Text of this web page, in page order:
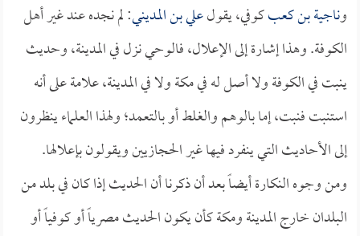
وناجية بن كعبكوفي، يقولعلي بن المديني: لم نجده عند غير أهل
الكوفة. وهذا إشارة إلى الإعلال، فالوحي نزل في المدينة، وحديث
ينبت في الكوفة ولا أصل له في مكة ولا في المدينة، علامة على أنه
استنبت فنبت، إما بالوهم والغلط أو بالتعمد؛ ولهذا العلماء ينظرون
إلى الأحاديث التي ينفرد فيها غير الحجازيين ويقولون بإعلالها.
ومن وجوه النكارة أيضاً بعد أن ذكرنا أن الحديث إذا كان في بلد من
البلدان خارج المدينة ومكة كأن يكون الحديث مصرياً أو كوفياً أو